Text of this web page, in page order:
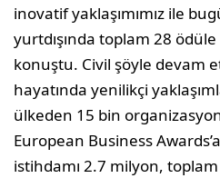
inovatif yaklaşımımız ile
yurtdışında toplam 28
konuştu. Civil şöyle devam
hayatında yenilikçi
ülkeden 15 bin
European Business
istihdamı 2.7 milyon,